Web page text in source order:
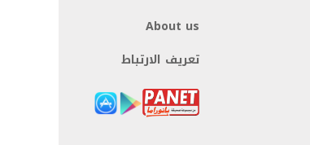
About us
تعريف الارتباط